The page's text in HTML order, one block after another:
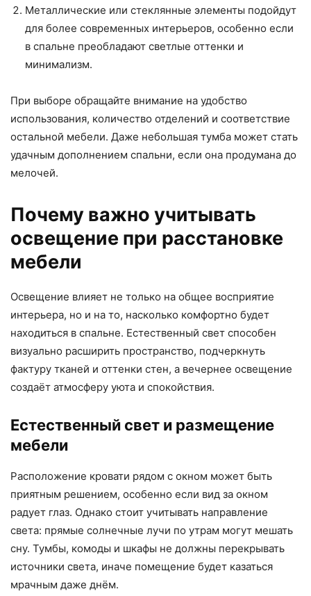
Металлические или стеклянные элементы подойдут
для более современных интерьеров, особенно если
в спальне преобладают светлые оттенки и
минимализм.
При выборе обращайте внимание на удобство
использования, количество отделений и соответствие
остальной мебели. Даже небольшая тумба может стать
удачным дополнением спальни, если она продумана до
мелочей.
Почему важно учитывать
освещение при расстановке
мебели
Освещение влияет не только на общее восприятие
интерьера, но и на то, насколько комфортно будет
находиться в спальне. Естественный свет способен
визуально расширить пространство, подчеркнуть
фактуру тканей и оттенки стен, а вечернее освещение
создаёт атмосферу уюта и спокойствия.
Естественный свет и размещение
мебели
Расположение кровати рядом с окном может быть
приятным решением, особенно если вид за окном
радует глаз. Однако стоит учитывать направление
света: прямые солнечные лучи по утрам могут мешать
сну. Тумбы, комоды и шкафы не должны перекрывать
источники света, иначе помещение будет казаться
мрачным даже днём.